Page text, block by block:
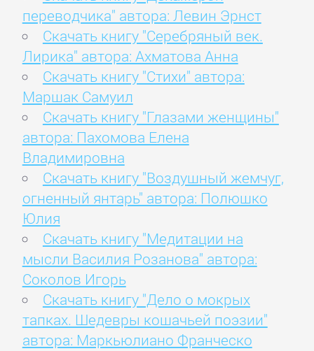
переводчика" автора: Левин Эрнст
Скачать книгу "Серебряный век.
Лирика" автора: Ахматова Анна
Скачать книгу "Стихи" автора:
Маршак Самуил
Скачать книгу "Глазами женщины"
автора: Пахомова Елена
Владимировна
Скачать книгу "Воздушный жемчуг,
огненный янтарь" автора: Полюшко
Юлия
Скачать книгу "Медитации на
мысли Василия Розанова" автора:
Соколов Игорь
Скачать книгу "Дело о мокрых
тапках. Шедевры кошачьей поэзии"
автора: Маркьюлиано Франческо